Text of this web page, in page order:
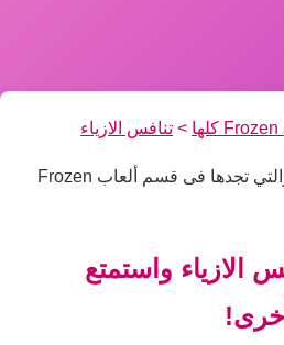
> تنافس الازياء
استمتع مع تنافس الازياء, والتي تجدها فى قسم ألعاب Frozen
الازياء واستمتع